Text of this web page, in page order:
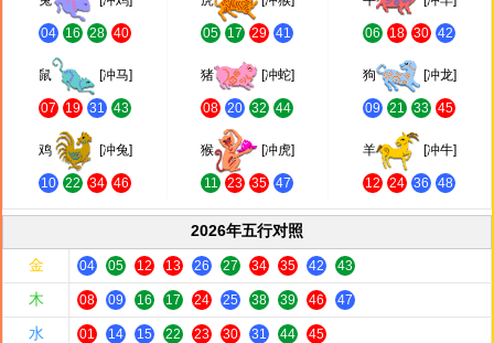
04 16 28 40 05 17 29 41 06 18 30 42
鼠 [冲马]
07 19 31 43
猪 [冲蛇]
08 20 32 44
狗 [冲龙]
09 21 33 45
鸡 [冲兔]
10 22 34 46
猴 [冲虎]
11 23 35 47
羊 [冲牛]
12 24 36 48
2026年五行对照
金
04 05 12 13 26 27 34 35 42 43
木 08 09 16 17 24 25 38 39 46 47
水 01 14 15 22 23 30 31 44 45